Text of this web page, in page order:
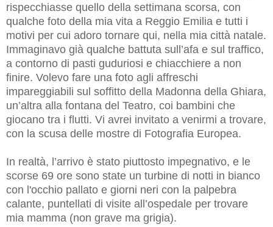
rispecchiasse quello della settimana scorsa, con
qualche foto della mia vita a Reggio Emilia e tutti i
motivi per cui adoro tornare qui, nella mia città natale.
Immaginavo già qualche battuta sull’afa e sul traffico,
a contorno di pasti guduriosi e chiacchiere a non
finire. Volevo fare una foto agli affreschi
impareggiabili sul soffitto della Madonna della Ghiara,
un’altra alla fontana del Teatro, coi bambini che
giocano tra i flutti. Vi avrei invitato a venirmi a trovare,
con la scusa delle mostre di Fotografia Europea.
In realtà, l’arrivo è stato piuttosto impegnativo, e le
scorse 69 ore sono state un turbine di notti in bianco
con l'occhio pallato e giorni neri con la palpebra
calante, puntellati di visite all’ospedale per trovare
mia mamma (non grave ma grigia).